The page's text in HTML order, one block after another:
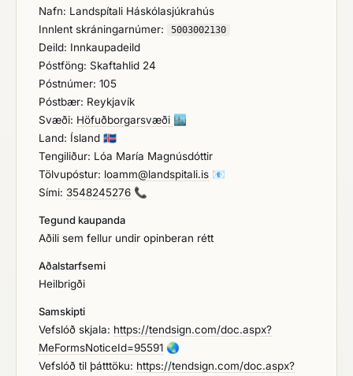
Nafn: Landspítali Háskólasjúkrahús
Innlent skráningarnúmer:
5003002130
Deild: Innkaupadeild
Póstföng: Skaftahlid 24
Póstnúmer: 105
Póstbær: Reykjavík
Svæði: Höfuðborgarsvæði 🏙️
Land: Ísland 🇮🇸
Tengiliður: Lóa María Magnúsdóttir
Tölvupóstur: loamm@landspitali.is 📧
Sími: 3548245276 📞
Tegund kaupanda
Aðili sem fellur undir opinberan rétt
Aðalstarfsemi
Heilbrigði
Samskipti
Vefslóð skjala: https://tendsign.com/doc.aspx?
MeFormsNoticeId=95591 🌏
Vefslóð til þátttöku: https://tendsign.com/doc.aspx?